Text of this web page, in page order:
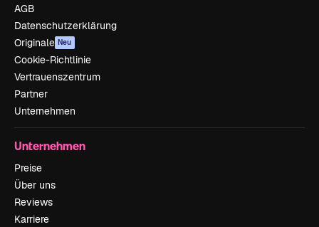
AGB
Datenschutzerklärung
Originale Neu
Cookie-Richtlinie
Vertrauenszentrum
Partner
Unternehmen
Unternehmen
Preise
Über uns
Reviews
Karriere